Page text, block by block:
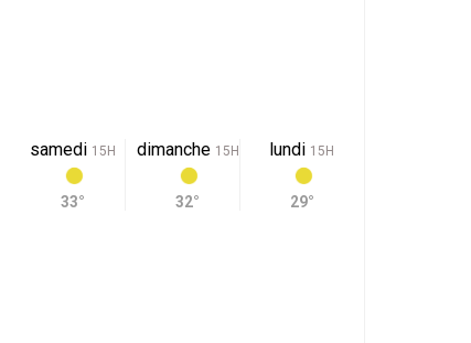
samedi 15H
33°
dimanche 15H
32°
lundi 15H
29°